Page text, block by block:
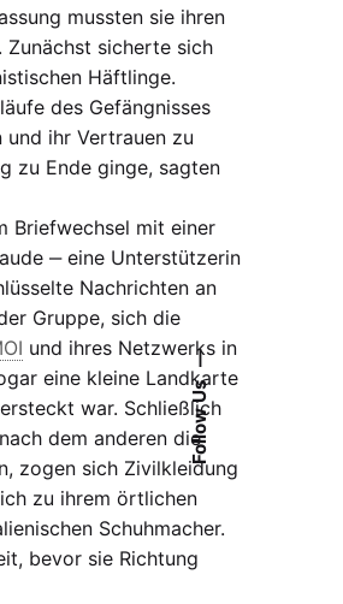
Follow Us
—
mussten sie ihren
sicherte sich
Häftlinge.
des Gefängnisses
und ihr Vertrauen zu
zu Ende ginge, sagten
Briefwechsel mit einer
‒ eine Unterstützerin
Nachrichten an
Gruppe, sich die
und ihres Netzwerks in
eine kleine Landkarte
war. Schließlich
dem anderen die
zogen sich Zivilkleidung
zu ihrem örtlichen
Schuhmacher.
bevor sie Richtung